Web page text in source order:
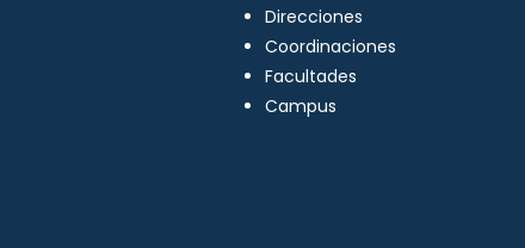
Direcciones
Coordinaciones
Facultades
Campus